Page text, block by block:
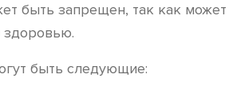
быть запрещен, так как может
здоровью.
быть следующие: